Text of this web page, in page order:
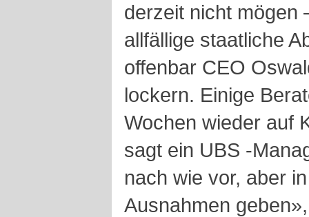
derzeit nicht mögen
allfällige staatliche
offenbar CEO
lockern. Einige
Wochen wieder auf
sagt ein UBS -
nach wie vor, aber
Ausnahmen